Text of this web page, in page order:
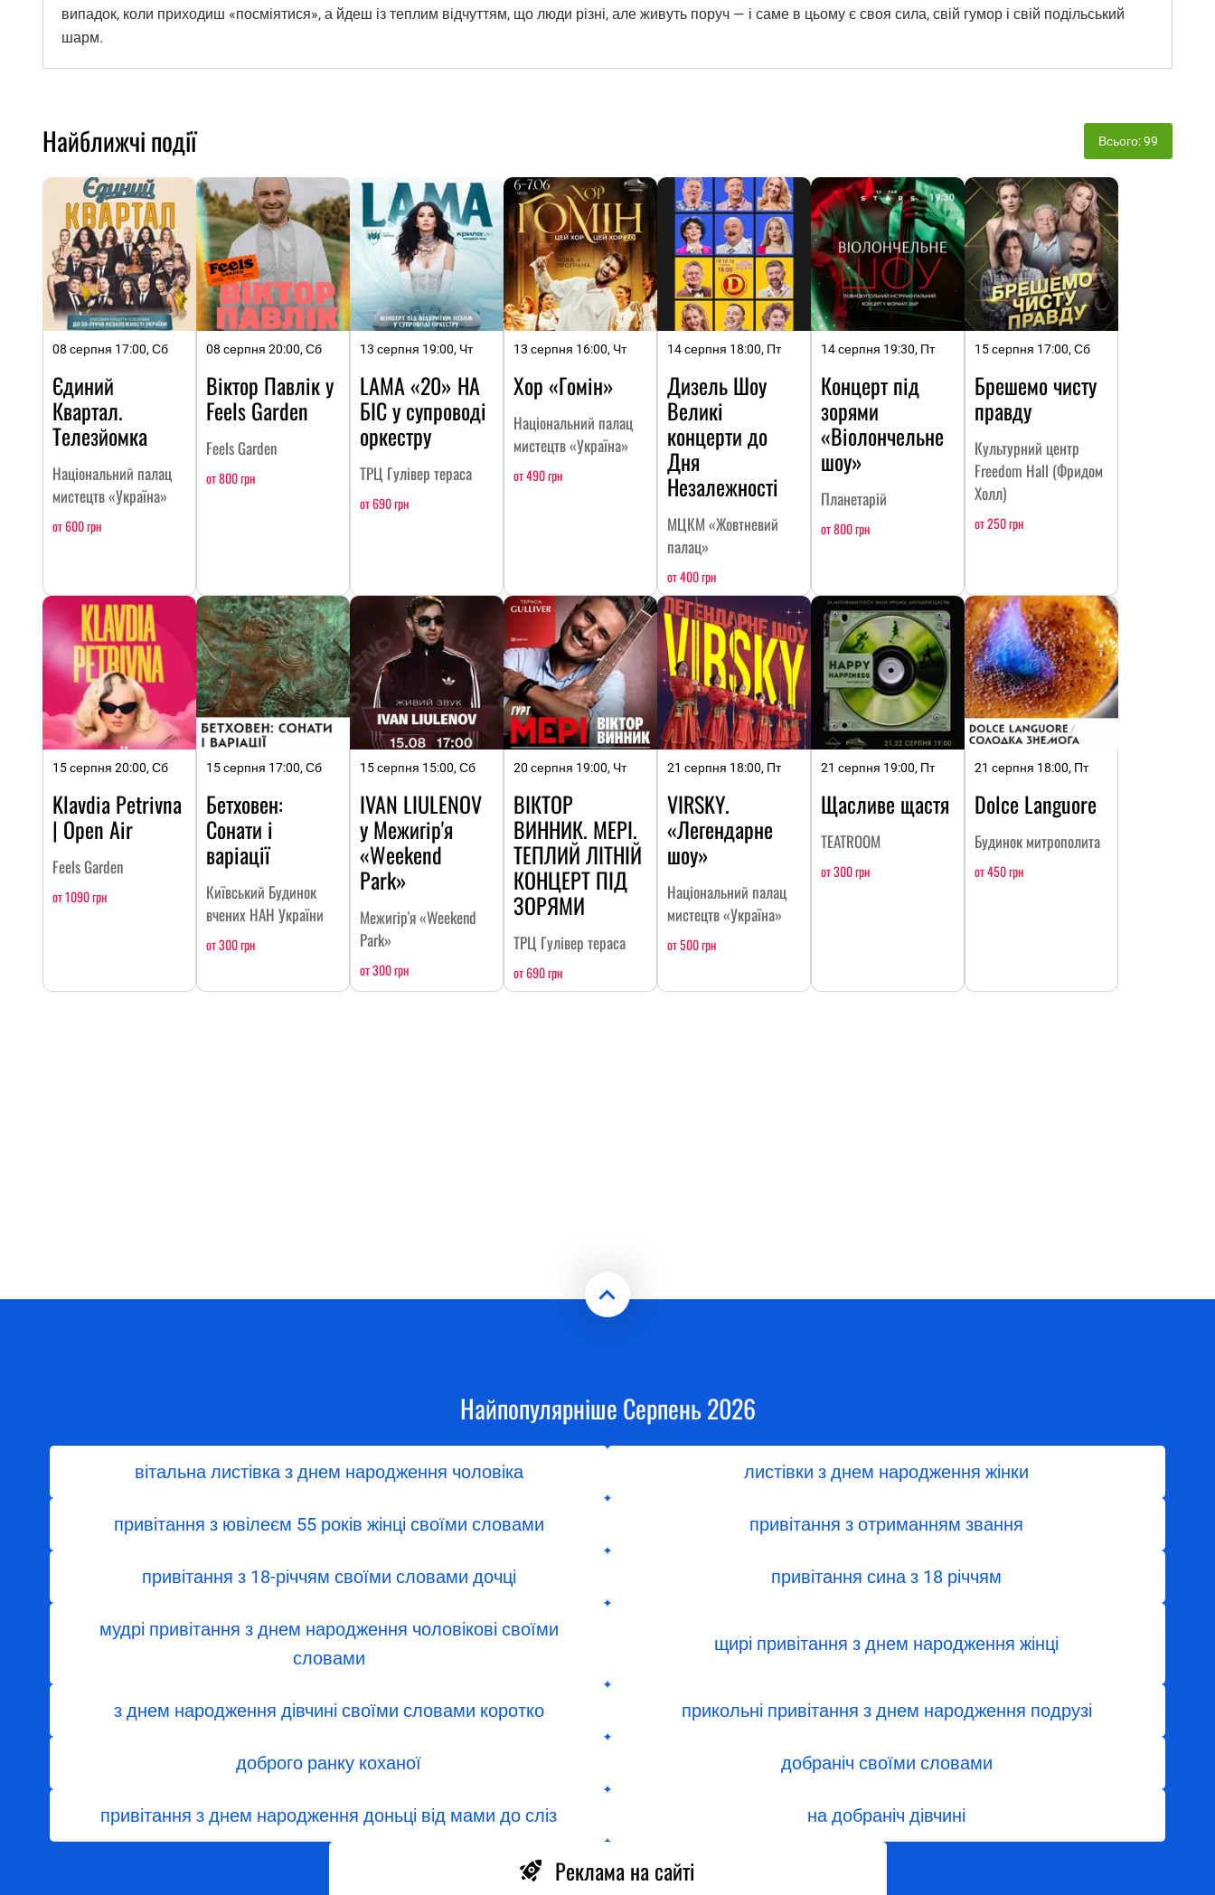
випадок, коли приходиш «посміятися», а йдеш із теплим відчуттям, що люди різні, але живуть поруч — і саме в цьому є своя сила, свій гумор і свій подільський
шарм.
Найближчі події Всього: 99
08 серпня 17:00, Сб
Єдиний
Квартал.
Телезйомка
Національний палац
мистецтв «Україна»
от 600 грн
08 серпня 20:00, Сб
Віктор Павлік у
Feels Garden
Feels Garden
от 800 грн
13 серпня 19:00, Чт
LAMA «20» НА
БІС у супроводі
оркестру
ТРЦ Гулівер тераса
от 690 грн
13 серпня 16:00, Чт
Хор «Гомін»
Національний палац
мистецтв «Україна»
от 490 грн
14 серпня 18:00, Пт
Дизель Шоу
Великі
концерти до
Дня
Незалежності
МЦКМ «Жовтневий
палац»
от 400 грн
14 серпня 19:30, Пт
Концерт під
зорями
«Віолончельне
шоу»
Планетарій
от 800 грн
15 серпня 17:00, Сб
Брешемо чисту
правду
Культурний центр
Freedom Hall (Фридом
Холл)
от 250 грн
15 серпня 20:00, Сб
Klavdia Petrivna
| Open Air
Feels Garden
от 1090 грн
15 серпня 17:00, Сб
Бетховен:
Сонати і
варіації
Київський Будинок
вчених НАН України
от 300 грн
15 серпня 15:00, Сб
IVAN LIULENOV
у Межигір'я
«Weekend
Park»
Межигір'я «Weekend
Park»
от 300 грн
20 серпня 19:00, Чт
ВІКТОР
ВИННИК. МЕРІ.
ТЕПЛИЙ ЛІТНІЙ
КОНЦЕРТ ПІД
ЗОРЯМИ
ТРЦ Гулівер тераса
от 690 грн
21 серпня 18:00, Пт
VIRSKY.
«Легендарне
шоу»
Національний палац
мистецтв «Україна»
от 500 грн
21 серпня 19:00, Пт
Щасливе щастя
TEATROOM
от 300 грн
21 серпня 18:00, Пт
Dolce Languore
Будинок митрополита
от 450 грн
Найпопулярніше Серпень 2026
вітальна листівка з днем народження чоловіка листівки з днем народження жінки
привітання з ювілеєм 55 років жінці своїми словами привітання з отриманням звання
привітання з 18-річчям своїми словами дочці привітання сина з 18 річчям
мудрі привітання з днем народження чоловікові своїми
словами
щирі привітання з днем народження жінці
з днем ​​народження дівчині своїми словами коротко прикольні привітання з днем народження подрузі
доброго ранку коханої добраніч своїми словами
привітання з днем народження доньці від мами до сліз на добраніч дівчині
Реклама на сайті